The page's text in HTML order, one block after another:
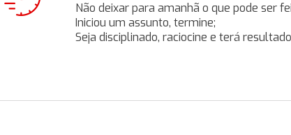
Não deixar para amanhã o que pode ser
Iniciou um assunto, termine;
Seja disciplinado, raciocine e terá